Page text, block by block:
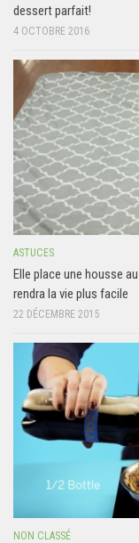
dessert parfait!
4 OCTOBRE 2016
ASTUCES
Elle place une housse
rendra la vie plus facile
22 DÉCEMBRE 2015
NON CLASSÉ